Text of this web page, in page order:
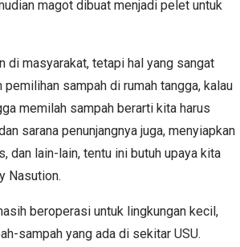
magot dibuat menjadi pelet untuk
di masyarakat, tetapi hal yang sangat
sampah di rumah tangga, kalau
memilah sampah berarti kita harus
sarana penunjangnya juga, menyiapkan
dan lain-lain, tentu ini butuh upaya kita
Nasution.
beroperasi untuk lingkungan kecil,
sampah yang ada di sekitar USU.